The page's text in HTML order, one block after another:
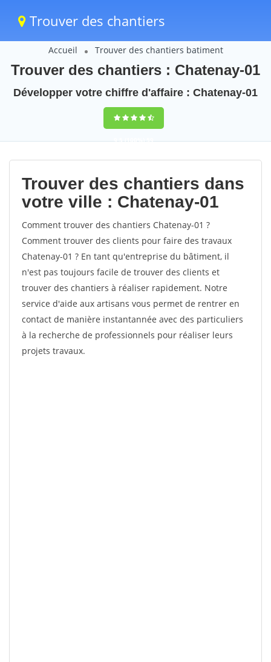
Trouver des chantiers
Accueil Trouver des chantiers batiment
Trouver des chantiers : Chatenay-01
Développer votre chiffre d'affaire : Chatenay-01
9,5(100%)59
votes
Trouver des chantiers dans
votre ville : Chatenay-01
Comment trouver des chantiers Chatenay-01 ?
Comment trouver des clients pour faire des travaux
Chatenay-01 ? En tant qu'entreprise du bâtiment, il
n'est pas toujours facile de trouver des clients et
trouver des chantiers à réaliser rapidement. Notre
service d'aide aux artisans vous permet de rentrer en
contact de manière instantannée avec des particuliers
à la recherche de professionnels pour réaliser leurs
projets travaux.